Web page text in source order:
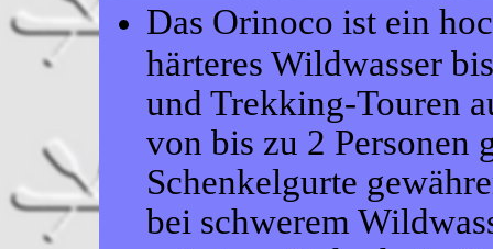
Das Orinoco ist ein
härteres Wildwasser
und Trekking-Touren
von bis zu 2 Personen
Schenkelgurte
bei schwerem